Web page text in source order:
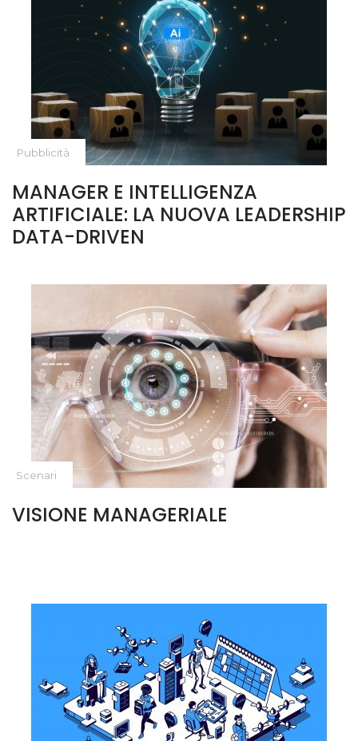
Pubblicità
MANAGER E INTELLIGENZA
ARTIFICIALE: LA NUOVA LEADERSHIP
DATA-DRIVEN
Scenari
VISIONE MANAGERIALE